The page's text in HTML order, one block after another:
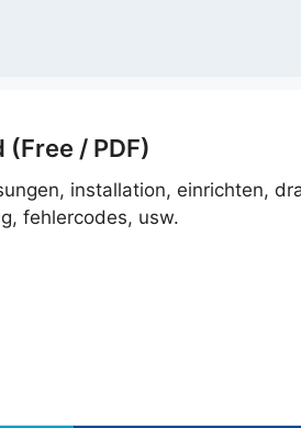
/ PDF)
installation, einrichten,
fehlercodes, usw.